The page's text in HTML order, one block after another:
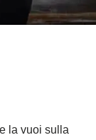
la vuoi sulla